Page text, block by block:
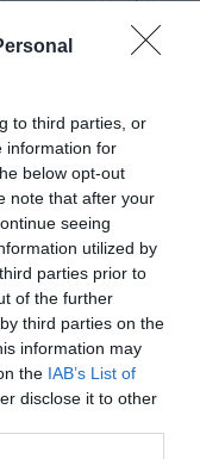
to third parties, or
information for
below opt-out
note that after your
seeing
utilized by
parties prior to
of the further
third parties on the
information may
the IAB’s List of
disclose it to other
Oilers
euros), los
New York
millones de
e
cuya plataforma
negocio de 60
200 clubes de
FEB.
la asistencia a